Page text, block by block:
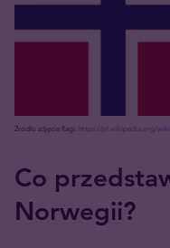
Źródło zdjęcia flagi: https://pl.wikipedia.org/
Co
Norwegii?